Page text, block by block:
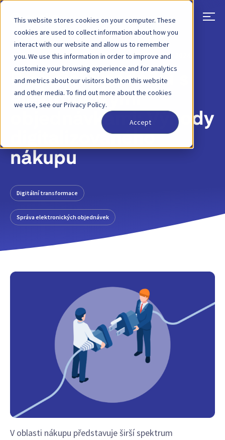
This website stores cookies on your computer. These
cookies are used to collect information about how you
interact with our website and allow us to remember
you. We use this information in order to improve and
customize your browsing experience and for analytics
and metrics about our visitors both on this website
and other media. To find out more about the cookies
we use, see our Privacy Policy.
Accept
ZPĚT PŘÍSPĚVEK NA BLOGU 11. BŘEZNA 2024
Propojení podniků s
elektronickými
objednávkami: Výhody
digitalizovaného
nákupu
Digitální transformace
Správa elektronických objednávek
V oblasti nákupu představuje širší spektrum